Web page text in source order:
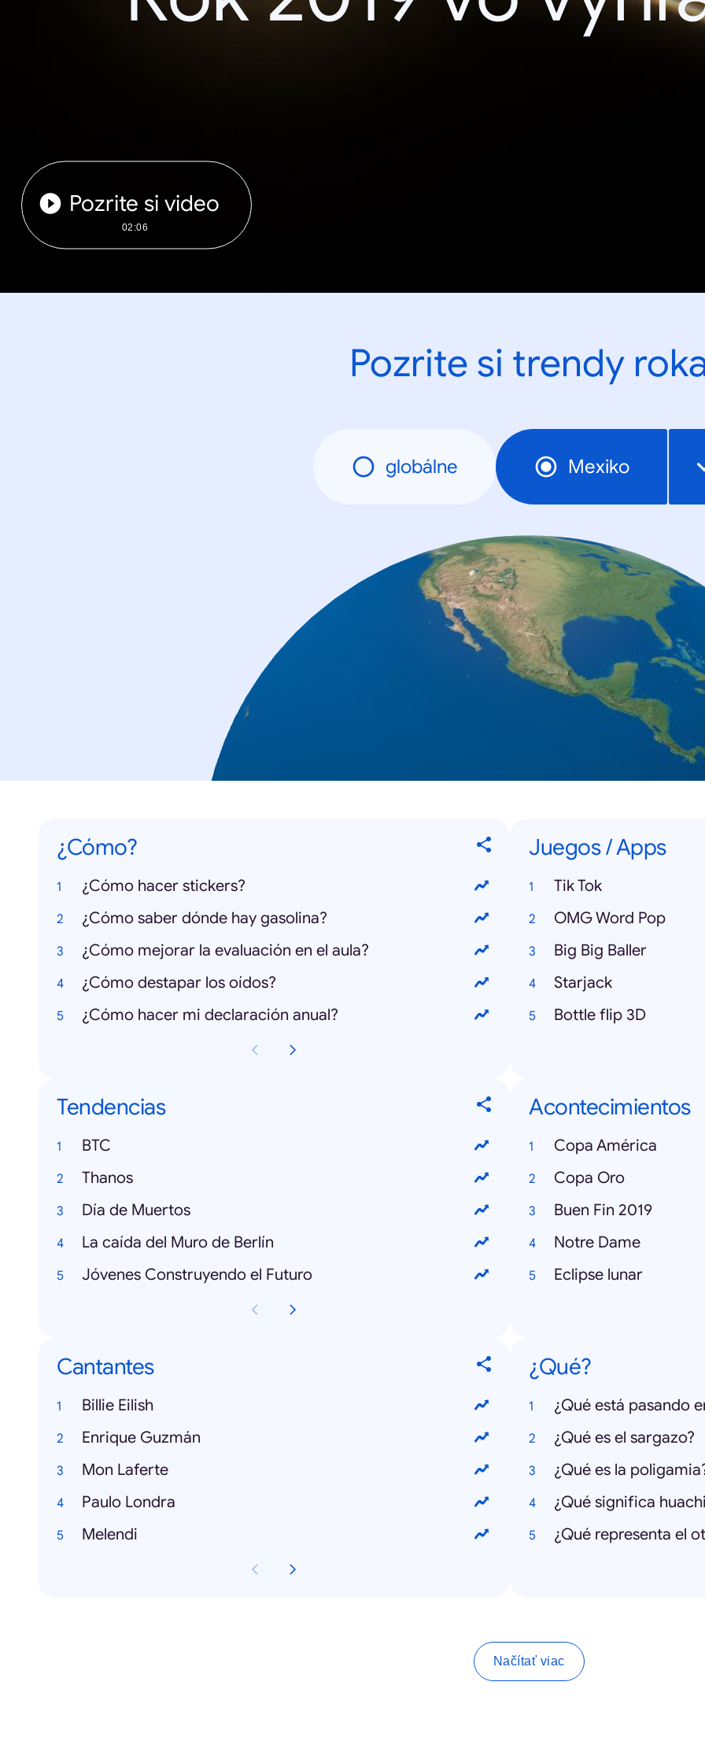
Pozrite si video
02:06
Pozrite si trendy
globálne Mexiko
¿Cómo?
¿Cómo hacer stickers?
¿Cómo saber dónde hay gasolina?
¿Cómo mejorar la evaluación en el aula?
¿Cómo destapar los oídos?
¿Cómo hacer mi declaración anual?
Juegos / Apps
Tik Tok
OMG Word Pop
Big Big Baller
Starjack
Bottle flip 3D
Tendencias
BTC
Thanos
Día de Muertos
La caída del Muro de Berlín
Jóvenes Construyendo el Futuro
Acontecimientos
Copa América
Copa Oro
Buen Fin 2019
Notre Dame
Eclipse lunar
Cantantes
Billie Eilish
Enrique Guzmán
Mon Laferte
Paulo Londra
Melendi
¿Qué?
¿Qué está pasando
¿Qué es el sargazo?
¿Qué es la
¿Qué significa
¿Qué representa el
Načítať viac